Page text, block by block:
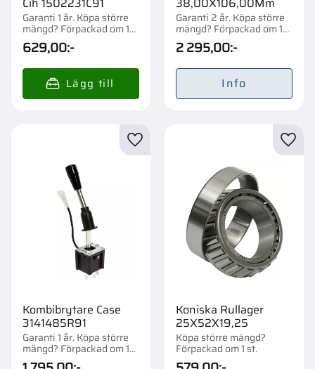
Garanti 1 år. Köpa större
mängd? Förpackad om 1
st.
629,00:-
Garanti 2 år. Köpa större
mängd? Förpackad om 1
st.
2 295,00:-
Info
Kombibrytare Case
3141485R91
Garanti 1 år. Köpa större
mängd? Förpackad om 1
st.
Lägg till i favoriter
Koniska Rullager
25X52X19,25
Köpa större mängd?
Förpackad om 1 st.